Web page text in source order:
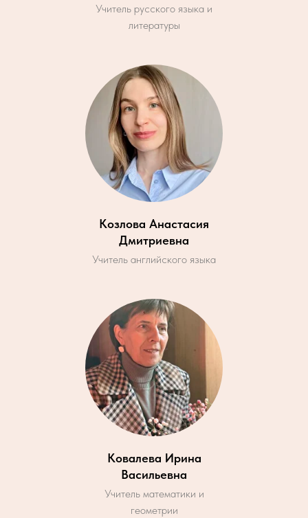
Учитель русского языка и
литературы
Козлова Анастасия
Дмитриевна
Учитель английского языка
Ковалева Ирина
Васильевна
Учитель математики и
геометрии